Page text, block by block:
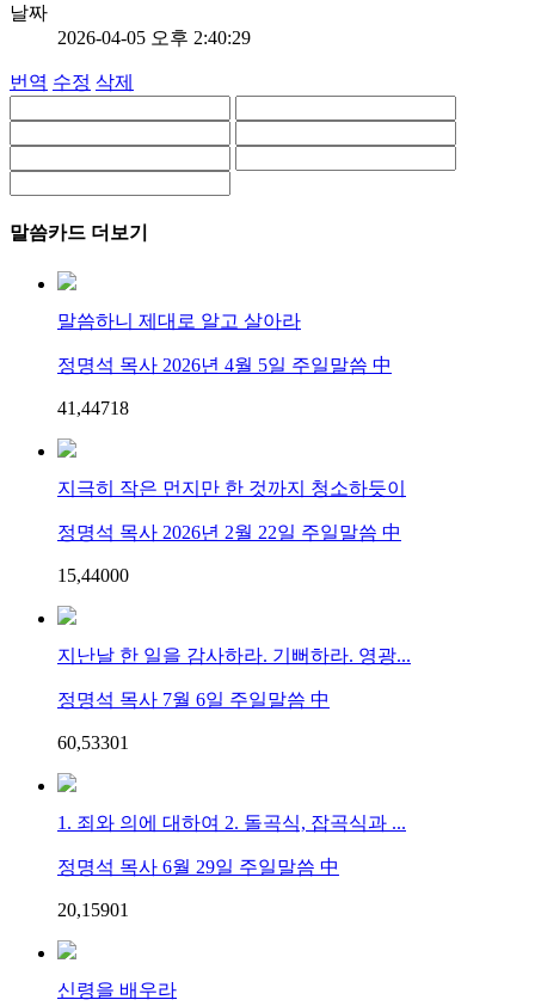
날짜
2026-04-05 오후 2:40:29
번역 수정 삭제
말씀카드 더보기
말씀하니 제대로 알고 살아라
정명석 목사 2026년 4월 5일 주일말씀 中
41,44718
지극히 작은 먼지만 한 것까지 청소하듯이
정명석 목사 2026년 2월 22일 주일말씀 中
15,44000
지난날 한 일을 감사하라. 기뻐하라. 영광...
정명석 목사 7월 6일 주일말씀 中
60,53301
1. 죄와 의에 대하여 2. 돌곡식, 잡곡식과 ...
정명석 목사 6월 29일 주일말씀 中
20,15901
신령을 배우라